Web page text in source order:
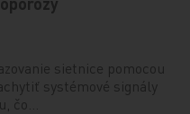
sietnice pomocou
systémové signály
čo…